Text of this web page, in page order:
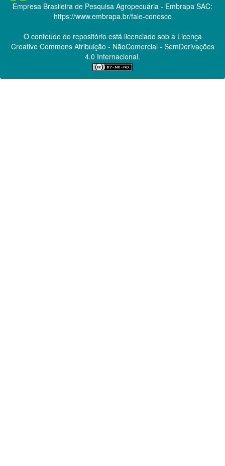
Empresa Brasileira de Pesquisa Agropecuária - Embrapa SAC:
https://www.embrapa.br/fale-conosco
O conteúdo do repositório está licenciado sob a Licença
Creative CommonsAtribuição - NãoComercial - SemDerivações
4.0 Internacional.